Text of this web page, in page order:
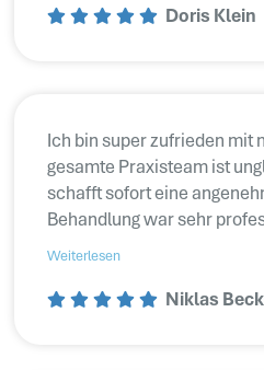
Doris Klein
Ich bin super zufrieden mit
gesamte Praxisteam ist
schafft sofort eine
Behandlung war sehr
Weiterlesen
Niklas